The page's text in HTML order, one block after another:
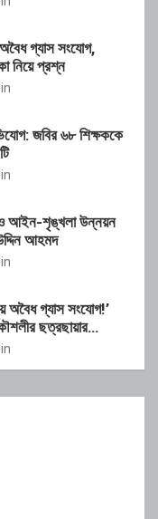
গ্যাস সংযোগ,
নিয়ে প্রশ্ন
জবির ৬৮ শিক্ষককে
ও আইন-শৃঙ্খলা উন্নয়ন
আহমদ
অবৈধ গ্যাস সংযোগ!’
ছত্রছায়ার